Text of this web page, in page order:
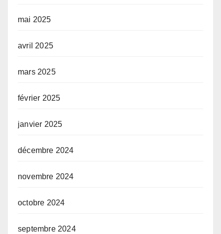
mai 2025
avril 2025
mars 2025
février 2025
janvier 2025
décembre 2024
novembre 2024
octobre 2024
septembre 2024